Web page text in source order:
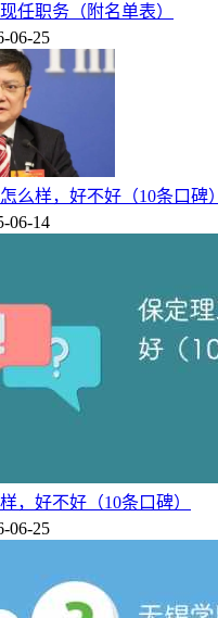
任职务（附名单表）
06-25
么样，好不好（10条口碑）
06-14
，好不好（10条口碑）
06-25